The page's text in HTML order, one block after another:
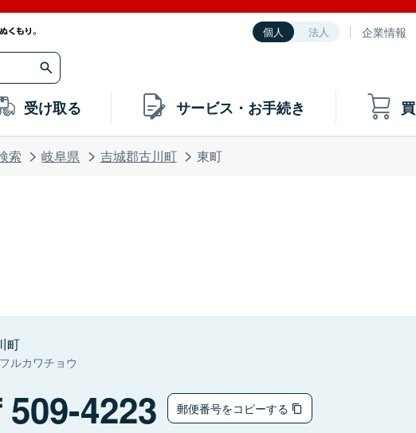
個人 法人 企業情報
受け取る サービス・お手続き
索 岐阜県 吉城郡古川町 東町
町
ルカワチョウ
509-4223 郵便番号をコピーする